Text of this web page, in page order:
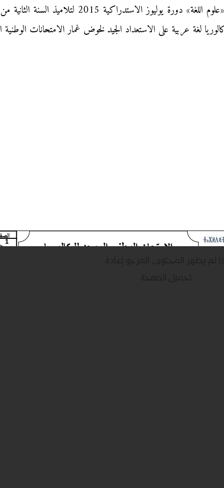
نقدم إليكم زوار «موقع محفظتي» الامتحان الوطني الموحد في
لغة عربية على الاستعداد الجيد لخوض غمار الامتحانات الوطنية